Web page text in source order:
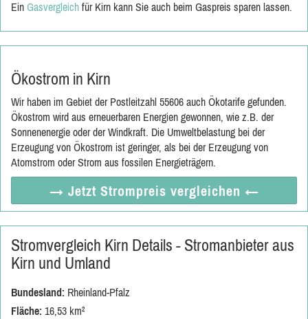
Ein Gasvergleich für Kirn kann Sie auch beim Gaspreis sparen lassen.
Ökostrom in Kirn
Wir haben im Gebiet der Postleitzahl 55606 auch Ökotarife gefunden.
Ökostrom wird aus erneuerbaren Energien gewonnen, wie z.B. der
Sonnenenergie oder der Windkraft. Die Umweltbelastung bei der
Erzeugung von Ökostrom ist geringer, als bei der Erzeugung von
Atomstrom oder Strom aus fossilen Energieträgern.
→ Jetzt Strompreis vergleichen ←
Stromvergleich Kirn Details - Stromanbieter aus
Kirn und Umland
Bundesland: Rheinland-Pfalz
Fläche: 16,53 km²